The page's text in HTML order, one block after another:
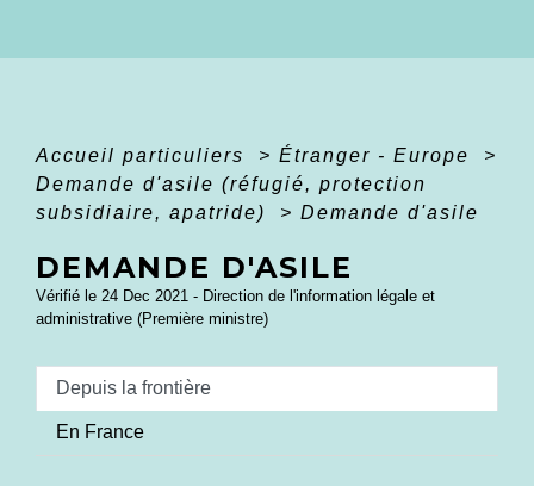
Accueil particuliers > Étranger - Europe
>
Demande d'asile (réfugié, protection
subsidiaire, apatride)
> Demande d'asile
DEMANDE D'ASILE
Vérifié le 24 Dec 2021 - Direction de l'information légale et
administrative (Première ministre)
Depuis la frontière
En France